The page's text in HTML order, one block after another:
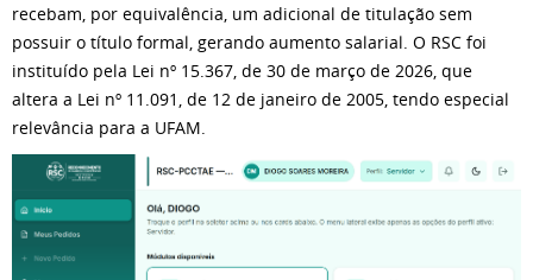
recebam, por equivalência, um adicional de titulação sem
possuir o título formal, gerando aumento salarial. O RSC foi
instituído pela Lei nº 15.367, de 30 de março de 2026, que
altera a Lei nº 11.091, de 12 de janeiro de 2005, tendo especial
relevância para a UFAM.